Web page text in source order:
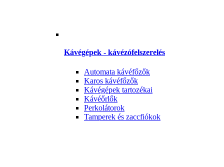
Kávégépek - kávézófelszerelés
Automata kávéfőzők
Karos kávéfőzők
Kávégépek tartozékai
Kávéőrlők
Perkolátorok
Tamperek és zaccfiókok